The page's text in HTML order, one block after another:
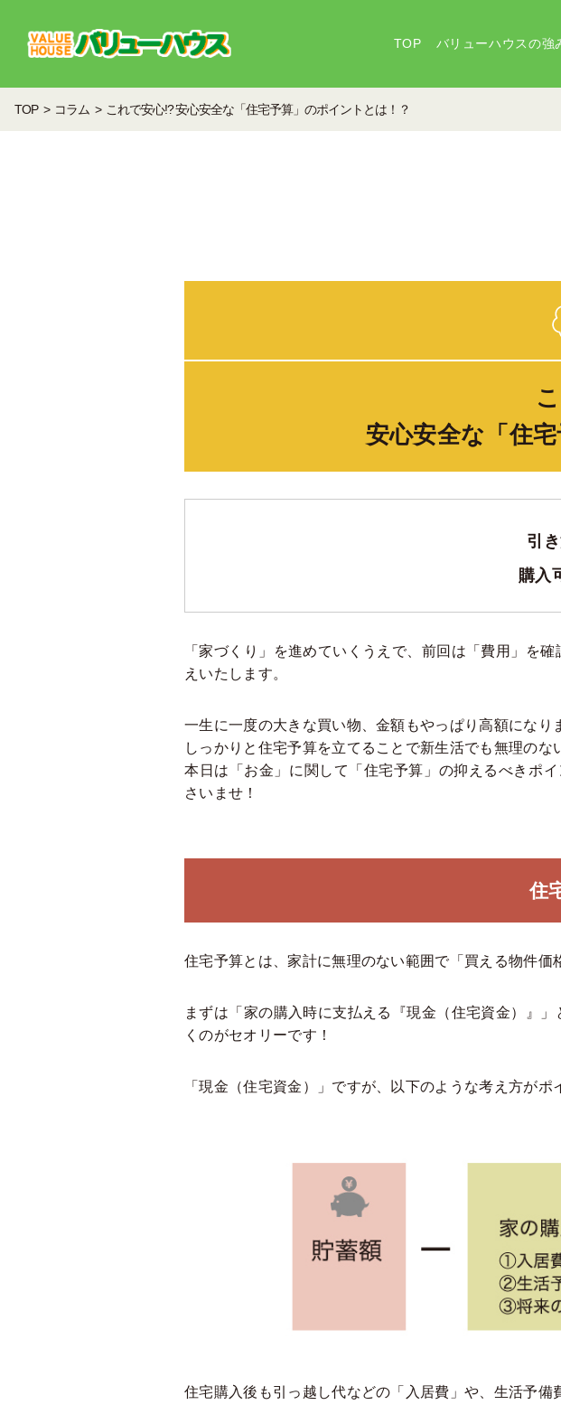
TOP バリューハウスの強
TOP コラム これで安心!? 安心安全な「住宅予算」のポイントとは！？
安心安全な「住
引
購入
「家づくり」を進めていくうえで、前回は「費用」を
えいたします。
一生に一度の大きな買い物、金額もやっぱり高額になり
しっかりと住宅予算を立てることで新生活でも無理のな
本日は「お金」に関して「住宅予算」の抑えるべきポ
さいませ！
住
住宅予算とは、家計に無理のない範囲で「買える物件価
まずは「家の購入時に支払える『現金（住宅資金）』
くのがセオリーです！
「現金（住宅資金）」ですが、以下のような考え方がポ
住宅購入後も引っ越し代などの「入居費」や、生活予備